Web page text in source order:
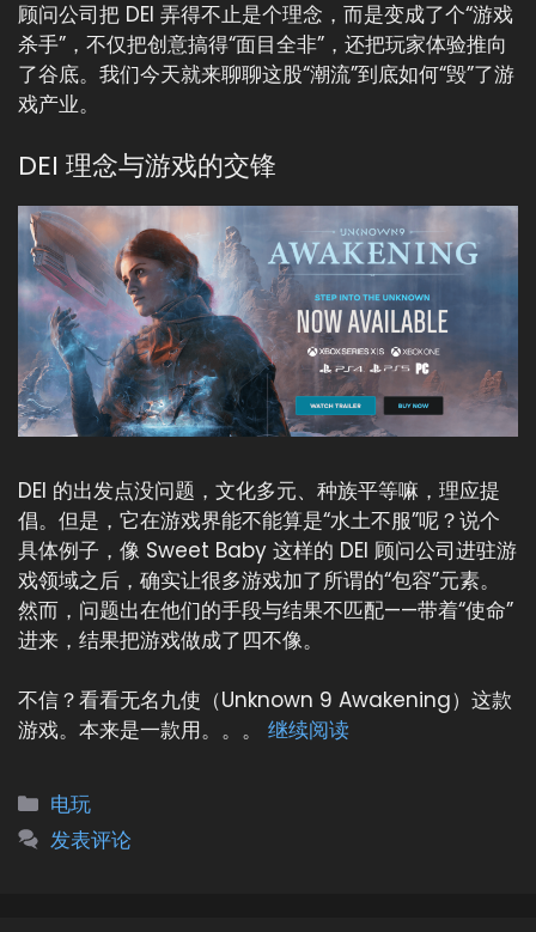
顾问公司把 DEI 弄得不止是个理念，而是变成了个“游戏
杀手”，不仅把创意搞得“面目全非”，还把玩家体验推向
了谷底。我们今天就来聊聊这股“潮流”到底如何“毁”了游
戏产业。
DEI 理念与游戏的交锋
DEI 的出发点没问题，文化多元、种族平等嘛，理应提
倡。但是，它在游戏界能不能算是“水土不服”呢？说个
具体例子，像 Sweet Baby 这样的 DEI 顾问公司进驻游
戏领域之后，确实让很多游戏加了所谓的“包容”元素。
然而，问题出在他们的手段与结果不匹配——带着“使命”
进来，结果把游戏做成了四不像。
不信？看看无名九使（Unknown 9 Awakening）这款
游戏。本来是一款用。。。 继续阅读
分
类
电玩
发表评论